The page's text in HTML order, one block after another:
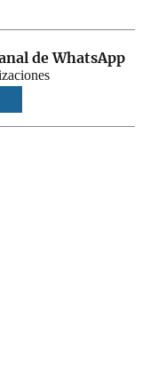
de WhatsApp